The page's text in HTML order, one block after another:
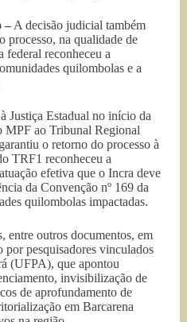
– A decisão judicial também
processo, na qualidade de
federal reconheceu a
quilombolas e a
Justiça Estadual no início da
MPF ao Tribunal Regional
o retorno do processo à
TRF1 reconheceu a
efetiva que o Incra deve
da Convenção nº 169 da
quilombolas impactadas.
entre outros documentos, em
pesquisadores vinculados
(UFPA), que apontou
invisibilização de
de aprofundamento de
em Barcarena